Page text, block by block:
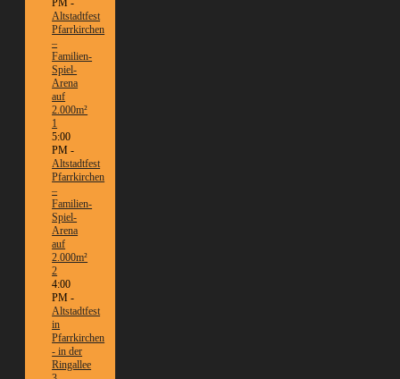
PM -
Altstadtfest
Pfarrkirchen
–
Familien-
Spiel-
Arena
auf
2.000m²
1
5:00
PM -
Altstadtfest
Pfarrkirchen
–
Familien-
Spiel-
Arena
auf
2.000m²
2
4:00
PM -
Altstadtfest
in
Pfarrkirchen
- in der
Ringallee